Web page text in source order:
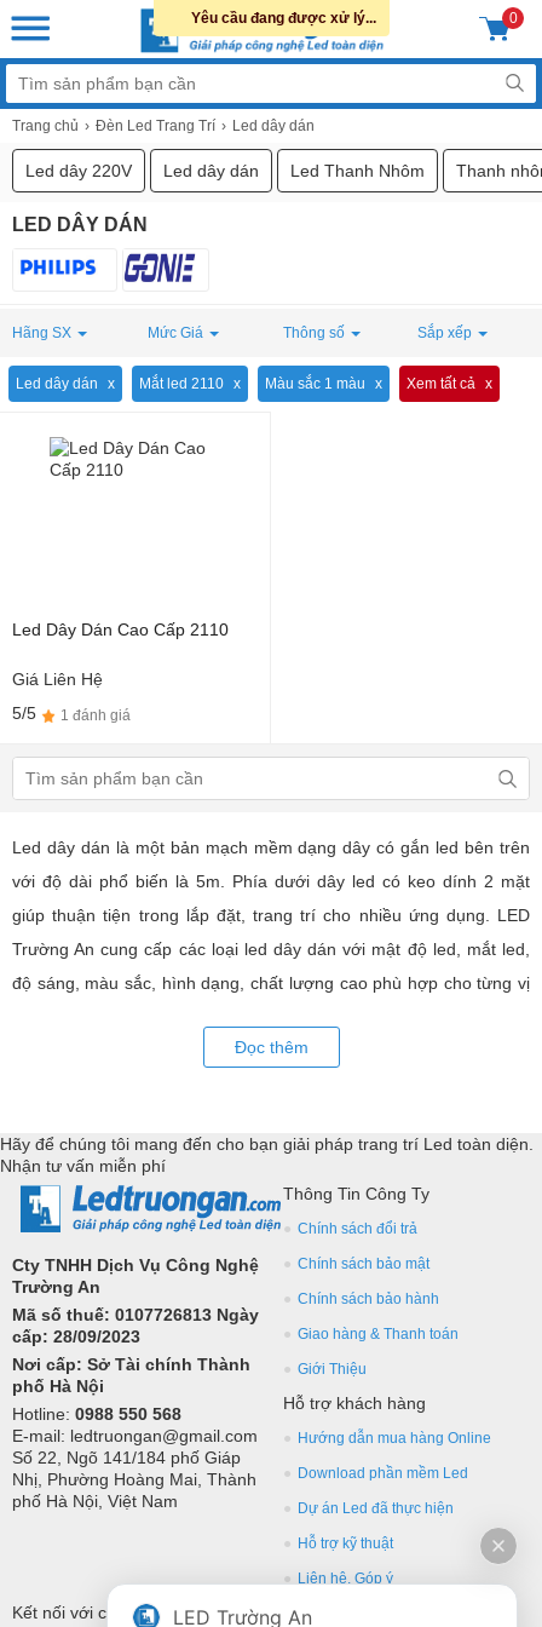
0
Trang chủ Đèn Led Trang Trí Led dây dán
Led dây 220V Led dây dán Led Thanh Nhôm Thanh
LED DÂY DÁN
Hãng SX Mức Giá Thông số Sắp xếp
Led dây dán Mắt led 2110 Màu sắc 1 màu Xem tất cả
Led Dây Dán Cao Cấp 2110
Giá Liên Hệ
5/5
1 đánh giá
Led dây dán là một bản mạch mềm dạng dây có gắn led bên trên
với độ dài phổ biến là 5m. Phía dưới dây led có keo dính 2 mặt
giúp thuận tiện trong lắp đặt, trang trí cho nhiều ứng dụng. LED
Trường An cung cấp các loại led dây dán với mật độ led, mắt led,
độ sáng, màu sắc, hình dạng, chất lượng cao phù hợp cho từng vị
khiển và phụ kiện đồng bộ,... Tư vấn giả pháp, hỗ trợ kỹ thuật
Đọc thêm
Hãy để chúng tôi mang đến cho bạn giải pháp trang trí Led toàn diện.
Nhận tư vấn miễn phí
Cty TNHH Dịch Vụ Công Nghệ
Trường An
Mã số thuế: 0107726813 Ngày
cấp: 28/09/2023
Nơi cấp: Sở Tài chính Thành
phố Hà Nội
Hotline: 0988 550 568
E-mail: ledtruongan@gmail.com
Số 22, Ngõ 141/184 phố Giáp
Nhị, Phường Hoàng Mai, Thành
phố Hà Nội, Việt Nam
Thông Tin Công Ty
Chính sách đổi trả
Chính sách bảo mật
Chính sách bảo hành
Giao hàng & Thanh toán
Giới Thiệu
Hỗ trợ khách hàng
Hướng dẫn mua hàng Online
Download phần mềm Led
Dự án Led đã thực hiện
Hỗ trợ kỹ thuật
Liên hệ, Góp ý
Kết nối với chúng tôi
Yêu cầu đang được xử lý...
LED Trường An